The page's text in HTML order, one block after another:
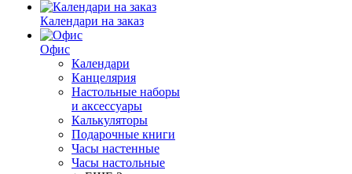
Календари на заказ
Офис
Календари
Канцелярия
Настольные наборы
и аксессуары
Калькуляторы
Подарочные книги
Часы настенные
Часы настольные